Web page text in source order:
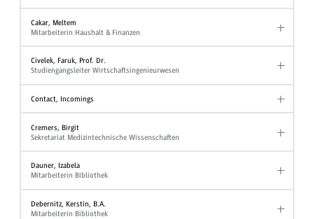
Cakar, Meltem
Mitarbeiterin Haushalt & Finanzen
Civelek, Faruk, Prof. Dr.
Studiengangsleiter Wirtschaftsingenieurwesen
Contact, Incomings
Cremers, Birgit
Sekretariat Medizintechnische Wissenschaften
Dauner, Izabela
Mitarbeiterin Bibliothek
Debernitz, Kerstin, B.A.
Mitarbeiterin Bibliothek